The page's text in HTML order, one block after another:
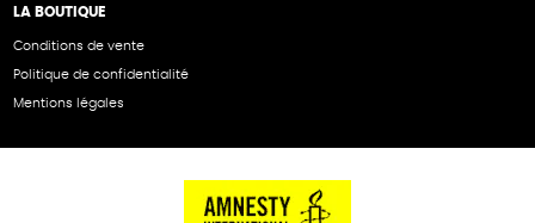
LA BOUTIQUE
Conditions de vente
Politique de confidentialité
Mentions légales